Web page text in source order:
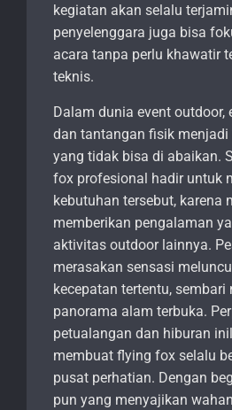
kegiatan akan selalu
penyelenggara juga bisa
acara tanpa perlu khawatir
teknis.
Dalam dunia event outdoor,
dan tantangan fisik menjadi
yang tidak bisa di abaikan.
fox profesional hadir untuk
kebutuhan tersebut, karena
memberikan pengalaman
aktivitas outdoor lainnya.
merasakan sensasi
kecepatan tertentu, sembari
panorama alam terbuka.
petualangan dan hiburan
membuat flying fox selalu
pusat perhatian. Dengan
pun yang menyajikan